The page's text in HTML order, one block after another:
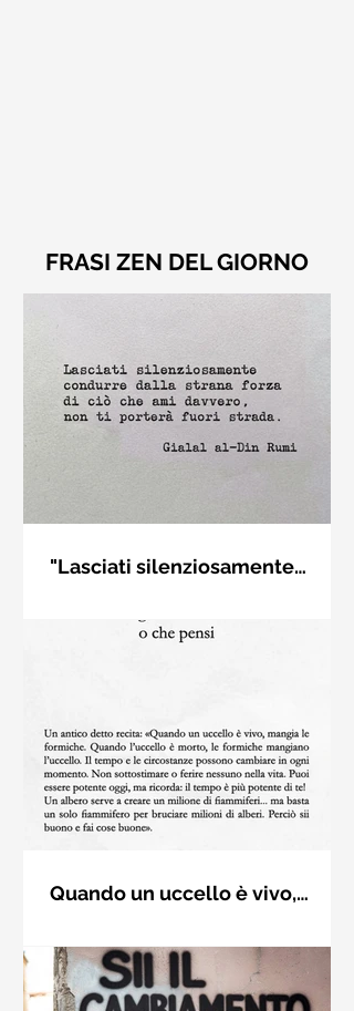
FRASI ZEN DEL GIORNO
"Lasciati silenziosamente
silenziosamente condurre dalla
Quando un uccello è vivo,
uccello è vivo, mangia le formiche.
Quando l’uccello è morto, le formiche